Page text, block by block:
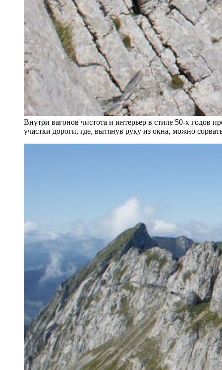
Внутри вагонов чистота и интерьер в стиле 50-х годов
участки дороги, где, вытянув руку из окна, можно